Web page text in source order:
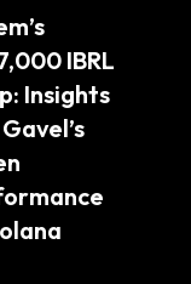
IBRL
Insights